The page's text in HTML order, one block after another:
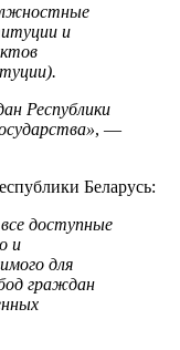
и
Республики
, —
Беларусь:
доступные
и
для
граждан